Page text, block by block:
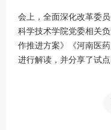
会上，全面深化改革委
科学技术学院党委相关
作推进方案》《河南医
进行解读，并分享了试